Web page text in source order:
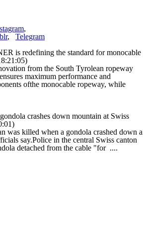
,
, Telegram
is redefining the standard for monocable
from the South Tyrolean ropeway
maximum performance and
ofthe monocable ropeway, while
crashes down mountain at Swiss
was killed when a gondola crashed down a
say.Police in the central Swiss canton
detached from the cable "for ....